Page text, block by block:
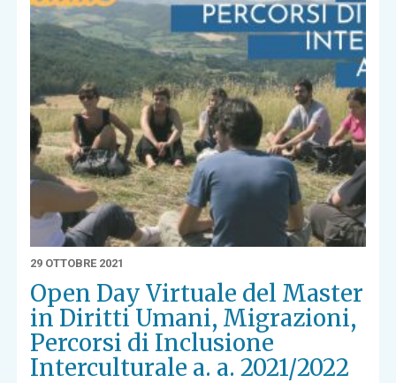
29 OTTOBRE 2021
Open Day Virtuale del Master
in Diritti Umani, Migrazioni,
Percorsi di Inclusione
Interculturale a. a. 2021/2022